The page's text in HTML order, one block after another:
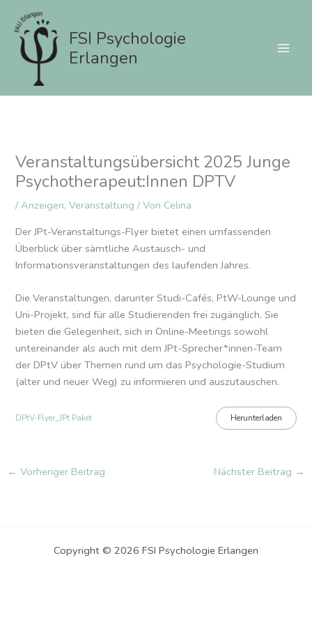
Inhalt
springen
FSI Psychologie
Erlangen
Veranstaltungsübersicht 2025 Junge
Psychotherapeut:Innen DPTV
/Anzeigen,Veranstaltung / Von Celina
Der JPt-Veranstaltungs-Flyer bietet einen umfassenden
Überblick über sämtliche Austausch- und
Informationsveranstaltungen des laufenden Jahres.
Die Veranstaltungen, darunter Studi-Cafés, PtW-Lounge und
Uni-Projekt, sind für alle Studierenden frei zugänglich. Sie
bieten die Gelegenheit, sich in Online-Meetings sowohl
untereinander als auch mit dem JPt-Sprecher*innen-Team
der DPtV über Themen rund um das Psychologie-Studium
(alter und neuer Weg) zu informieren und auszutauschen.
DPtV-Flyer_JPt Paket Herunterladen
← Vorheriger Beitrag Nächster Beitrag →
Copyright © 2026 FSI Psychologie Erlangen